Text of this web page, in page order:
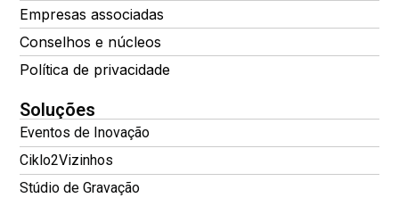
Empresas associadas
Conselhos e núcleos
Política de privacidade
Soluções
Eventos de Inovação
Ciklo2Vizinhos
Stúdio de Gravação